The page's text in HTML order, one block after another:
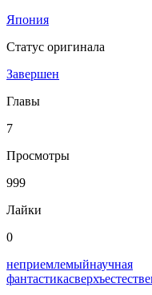
Япония
Статус оригинала
Завершен
Главы
7
Просмотры
999
Лайки
0
неприемлемыйнаучная
фантастика